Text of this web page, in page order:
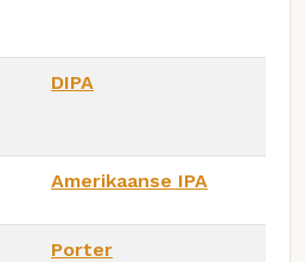
DIPA
Amerikaanse IPA
Porter